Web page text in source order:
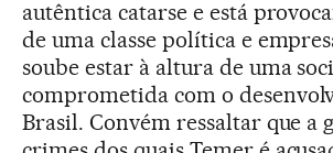
autêntica catarse e está
de uma classe política e
soube estar à altura de uma
comprometida com o
Brasil. Convém ressaltar que a